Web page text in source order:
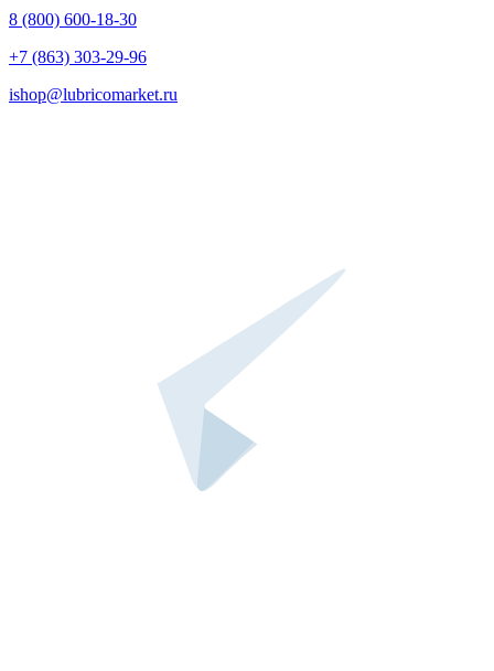
8 (800) 600-18-30
+7 (863) 303-29-96
ishop@lubricomarket.ru